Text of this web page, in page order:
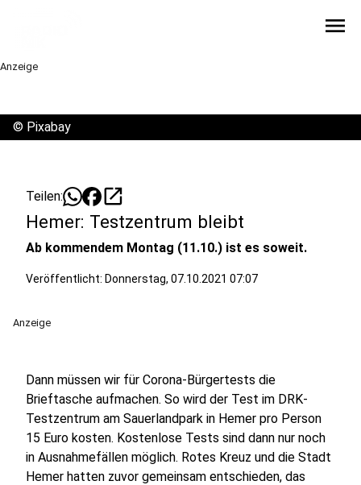
menu
Anzeige
© Pixabay
Teilen: open_in_new
Hemer: Testzentrum bleibt
Ab kommendem Montag (11.10.) ist es soweit.
Veröffentlicht: Donnerstag, 07.10.2021 07:07
Anzeige
Dann müssen wir für Corona-Bürgertests die
Brieftasche aufmachen. So wird der Test im DRK-
Testzentrum am Sauerlandpark in Hemer pro Person
15 Euro kosten. Kostenlose Tests sind dann nur noch
in Ausnahmefällen möglich. Rotes Kreuz und die Stadt
Hemer hatten zuvor gemeinsam entschieden, das